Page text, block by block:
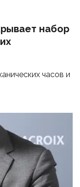
набор
часов и